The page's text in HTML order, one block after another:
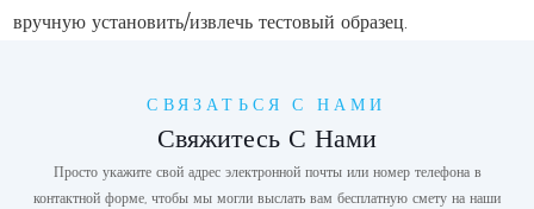
вручную установить/извлечь тестовый образец.
СВЯЗАТЬСЯ С НАМИ
Свяжитесь С Нами
Просто укажите свой адрес электронной почты или номер телефона в
контактной форме, чтобы мы могли выслать вам бесплатную смету на наши